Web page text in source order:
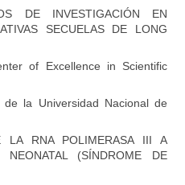
DE INVESTIGACIÓN EN
SECUELAS DE LONG
of Excellence in Scientific
la Universidad Nacional de
LA RNA POLIMERASA III A
NEONATAL (SÍNDROME DE